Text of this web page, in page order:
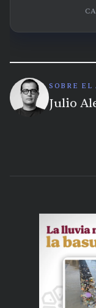
SOBRE EL
Julio